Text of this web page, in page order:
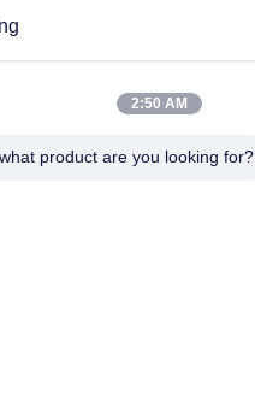
2:50 AM
product are you looking for?